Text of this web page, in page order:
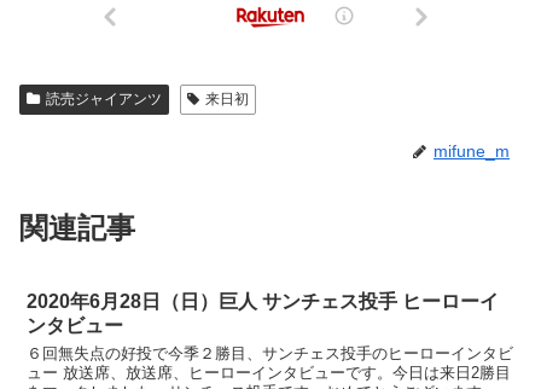
読売ジャイアンツ 来日初
mifune_m
関連記事
2020年6月28日（日）巨人 サンチェス投手 ヒーローイ
ンタビュー
６回無失点の好投で今季２勝目、サンチェス投手のヒーローインタビ
ュー 放送席、放送席、ヒーローインタビューです。今日は来日2勝目